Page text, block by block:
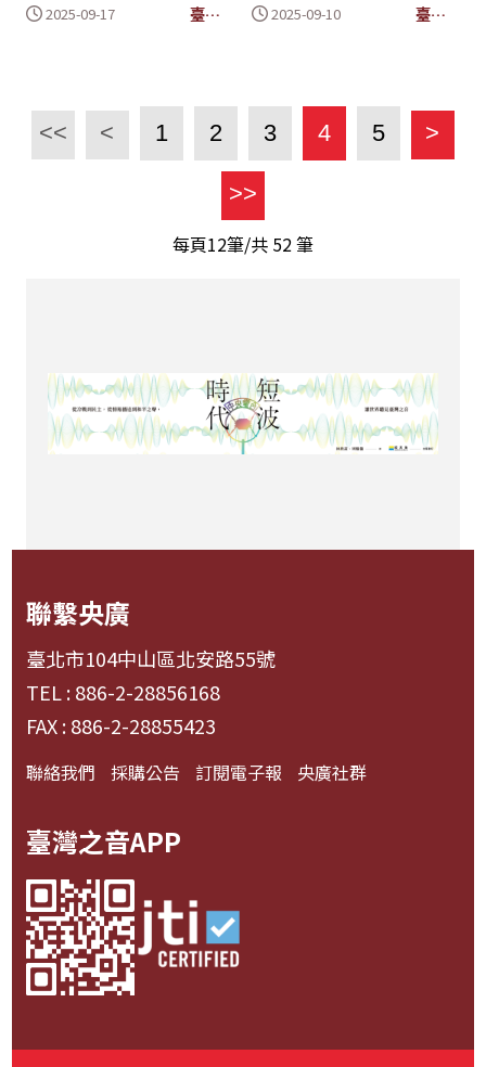
2025-09-17
臺槓
2025-09-10
臺槓
<< < 1 2 3 4 5 >
>>
每頁12筆/共 52筆
聯繫央廣
臺北市104中山區北安路55號
TEL : 886-2-28856168
FAX : 886-2-28855423
聯絡我們 採購公告 訂閱電子報 央廣社群
臺灣之音APP